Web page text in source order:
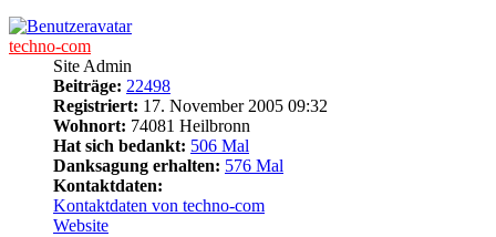
techno-com
Site Admin
Beiträge: 22498
Registriert: 17. November 2005 09:32
Wohnort: 74081 Heilbronn
Hat sich bedankt: 506 Mal
Danksagung erhalten: 576 Mal
Kontaktdaten:
Kontaktdaten von techno-com
Website